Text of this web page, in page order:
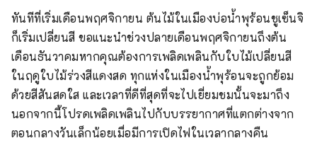
ทันทีที่เริ่มเดือนพฤศจิกายน ต้นไม้ในเมืองบ่อน้ำพุร้อนชูเซ็นจิ
ก็เริ่มเปลี่ยนสี ขอแนะนำช่วงปลายเดือนพฤศจิกายนถึงต้น
เดือนธันวาคมหากคุณต้องการเพลิดเพลินกับใบไม้เปลี่ยนสี
ในฤดูใบไม้ร่วงสีแดงสด ทุกแห่งในเมืองน้ำพุร้อนจะถูกย้อม
ด้วยสีสันสดใส และเวลาที่ดีที่สุดที่จะไปเยี่ยมชมนั้นจะมาถึง
นอกจากนี้โปรดเพลิดเพลินไปกับบรรยากาศที่แตกต่างจาก
ตอนกลางวันเล็กน้อยเมื่อมีการเปิดไฟในเวลากลางคืน